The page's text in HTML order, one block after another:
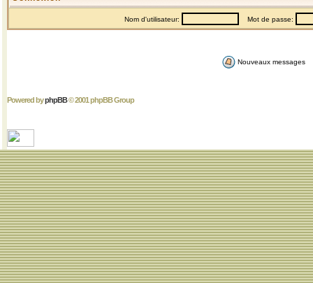
Nom d'utilisateur: Mot de passe:
Nouveaux messages
Powered byphpBB© 2001 phpBB Group